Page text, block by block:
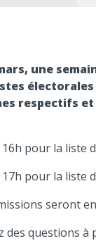
une
respectifs
pour la liste
pour la liste
seront
des questions